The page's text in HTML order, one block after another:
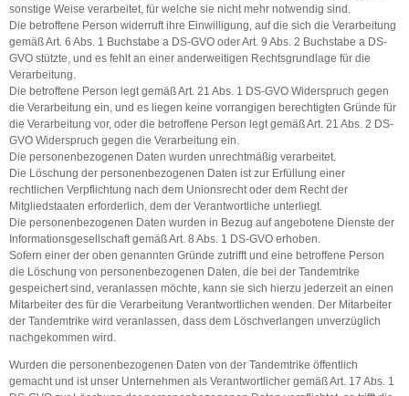
sonstige Weise verarbeitet, für welche sie nicht mehr notwendig sind.
Die betroffene Person widerruft ihre Einwilligung, auf die sich die Verarbeitung
gemäß Art. 6 Abs. 1 Buchstabe a DS-GVO oder Art. 9 Abs. 2 Buchstabe a DS-
GVO stützte, und es fehlt an einer anderweitigen Rechtsgrundlage für die
Verarbeitung.
Die betroffene Person legt gemäß Art. 21 Abs. 1 DS-GVO Widerspruch gegen
die Verarbeitung ein, und es liegen keine vorrangigen berechtigten Gründe für
die Verarbeitung vor, oder die betroffene Person legt gemäß Art. 21 Abs. 2 DS-
GVO Widerspruch gegen die Verarbeitung ein.
Die personenbezogenen Daten wurden unrechtmäßig verarbeitet.
Die Löschung der personenbezogenen Daten ist zur Erfüllung einer
rechtlichen Verpflichtung nach dem Unionsrecht oder dem Recht der
Mitgliedstaaten erforderlich, dem der Verantwortliche unterliegt.
Die personenbezogenen Daten wurden in Bezug auf angebotene Dienste der
Informationsgesellschaft gemäß Art. 8 Abs. 1 DS-GVO erhoben.
Sofern einer der oben genannten Gründe zutrifft und eine betroffene Person
die Löschung von personenbezogenen Daten, die bei der Tandemtrike
gespeichert sind, veranlassen möchte, kann sie sich hierzu jederzeit an einen
Mitarbeiter des für die Verarbeitung Verantwortlichen wenden. Der Mitarbeiter
der Tandemtrike wird veranlassen, dass dem Löschverlangen unverzüglich
nachgekommen wird.
Wurden die personenbezogenen Daten von der Tandemtrike öffentlich
gemacht und ist unser Unternehmen als Verantwortlicher gemäß Art. 17 Abs. 1